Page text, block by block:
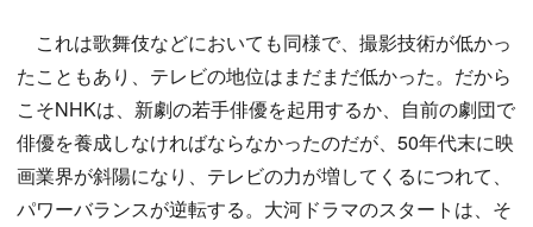
これは歌舞伎などにおいても同様で、撮影技術が低かっ
たこともあり、テレビの地位はまだまだ低かった。だから
こそNHKは、新劇の若手俳優を起用するか、自前の劇団で
俳優を養成しなければならなかったのだが、50年代末に映
画業界が斜陽になり、テレビの力が増してくるにつれて、
パワーバランスが逆転する。大河ドラマのスタートは、そ